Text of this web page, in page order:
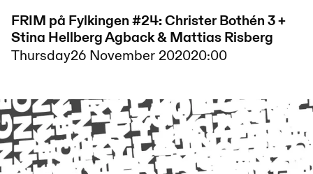
FRIM på Fylkingen #24: Christer Bothén 3 +
Stina Hellberg Agback & Mattias Risberg
Thursday26 November 202020:00